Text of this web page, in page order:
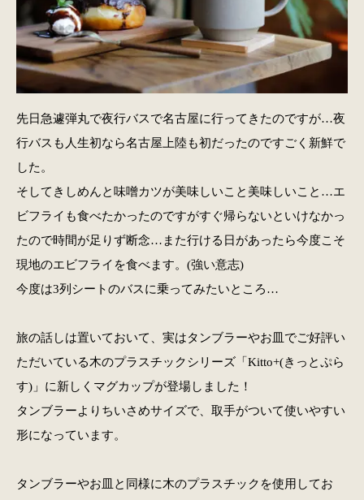
先日急遽弾丸で夜行バスで名古屋に行ってきたのですが…夜
行バスも人生初なら名古屋上陸も初だったのですごく新鮮で
した。
そしてきしめんと味噌カツが美味しいこと美味しいこと…エ
ビフライも食べたかったのですがすぐ帰らないといけなかっ
たので時間が足りず断念…また行ける日があったら今度こそ
現地のエビフライを食べます。(強い意志)
今度は3列シートのバスに乗ってみたいところ…
旅の話しは置いておいて、実はタンブラーやお皿でご好評い
ただいている木のプラスチックシリーズ「Kitto+(きっとぷら
す)」に新しくマグカップが登場しました！
タンブラーよりちいさめサイズで、取手がついて使いやすい
形になっています。
タンブラーやお皿と同様に木のプラスチックを使用してお